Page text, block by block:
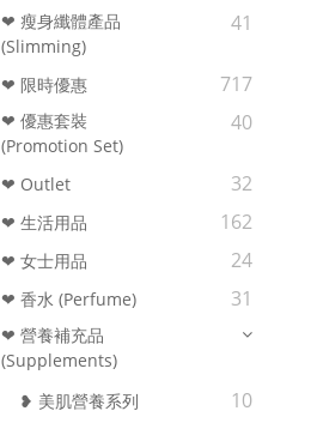
❤ 瘦身纖體產品
(Slimming)
41
❤ 限時優惠 717
❤ 優惠套裝
(Promotion Set)
40
❤ Outlet 32
❤ 生活用品 162
❤ 女士用品 24
❤ 香水 (Perfume) 31
❤ 營養補充品
(Supplements)
❥ 美肌營養系列
10